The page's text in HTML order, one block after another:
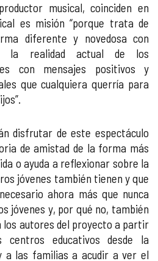
musical, coinciden en
es misión “porque trata de
diferente y novedosa con
la realidad actual de los
con mensajes positivos y
que cualquiera querría para
disfrutar de este espectáculo
de amistad de la forma más
o ayuda a reflexionar sobre la
jóvenes también tienen y que
ahora más que nunca
jóvenes y, por qué no, también
los autores del proyecto a partir
educativos desde la
a las familias a acudir a ver el